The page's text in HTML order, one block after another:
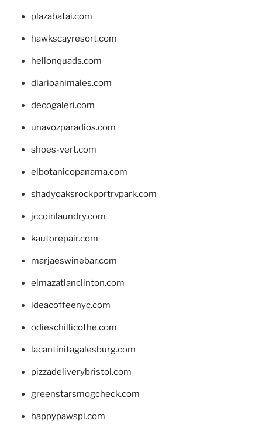
plazabatai.com
hawkscayresort.com
hellonquads.com
diarioanimales.com
decogaleri.com
unavozparadios.com
shoes-vert.com
elbotanicopanama.com
shadyoaksrockportrvpark.com
jccoinlaundry.com
kautorepair.com
marjaeswinebar.com
elmazatlanclinton.com
ideacoffeenyc.com
odieschillicothe.com
lacantinitagalesburg.com
pizzadeliverybristol.com
greenstarsmogcheck.com
happypawspl.com